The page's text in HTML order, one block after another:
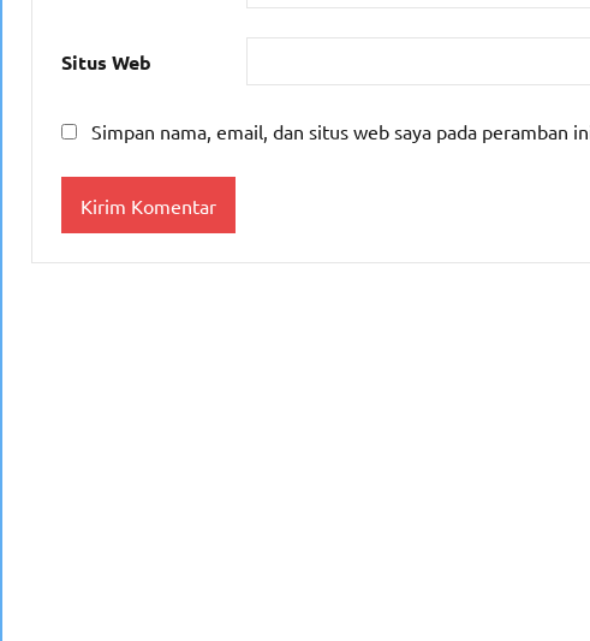
Situs Web
Simpan nama, email, dan situs web saya pada peramban